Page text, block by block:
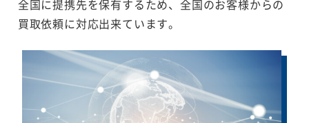
全国に提携先を保有するため、全国のお客様からの
買取依頼に対応出来ています。